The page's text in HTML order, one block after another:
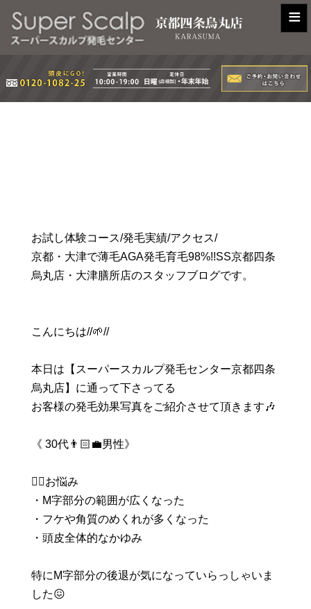
≡
お試し体験コース/発毛実績/アクセス/
京都・大津で薄毛AGA発毛育毛98%!!SS京都四条
烏丸店・大津膳所店のスタッフブログです。
こんにちは//🌱//
本日は【スーパースカルプ発毛センター京都四条
烏丸店】に通って下さってる
お客様の発毛効果写真をご紹介させて頂きます🎶
《 30代👨🏻‍💼男性》
💁‍♂お悩み
・M字部分の範囲が広くなった
・フケや角質のめくれが多くなった
・頭皮全体的なかゆみ
特にM字部分の後退が気になっていらっしゃいま
した😖